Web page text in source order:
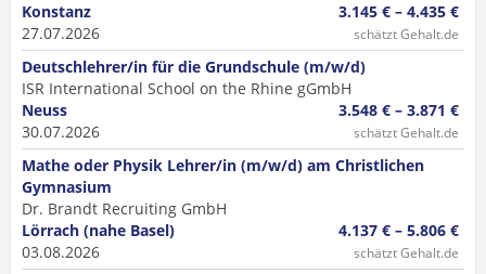
Konstanz
27.07.2026
3.145 € – 4.435 €
schätzt Gehalt.de
Deutschlehrer/in für die Grundschule (m/w/d)
ISR International School on the Rhine gGmbH
Neuss
30.07.2026
3.548 € – 3.871 €
schätzt Gehalt.de
Mathe oder Physik Lehrer/in (m/w/d) am Christlichen
Gymnasium
Dr. Brandt Recruiting GmbH
Lörrach (nahe Basel)
03.08.2026
4.137 € – 5.806 €
schätzt Gehalt.de